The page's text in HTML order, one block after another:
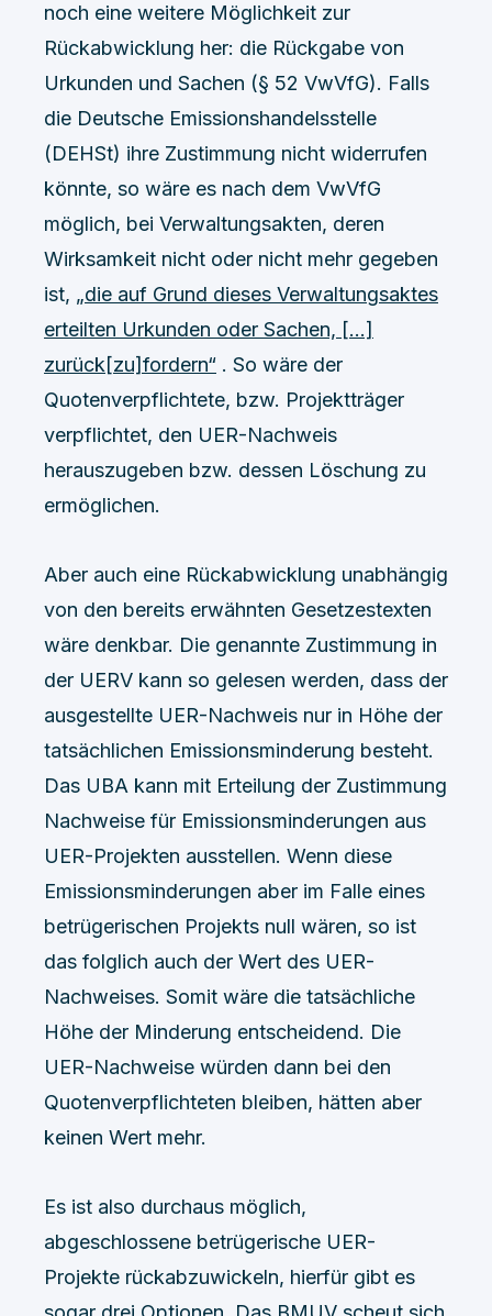
noch eine weitere Möglichkeit zur
Rückabwicklung her: die Rückgabe von
Urkunden und Sachen (§ 52 VwVfG). Falls
die Deutsche Emissionshandelsstelle
(DEHSt) ihre Zustimmung nicht widerrufen
könnte, so wäre es nach dem VwVfG
möglich, bei Verwaltungsakten, deren
Wirksamkeit nicht oder nicht mehr gegeben
ist, „die auf Grund dieses Verwaltungsaktes
erteilten Urkunden oder Sachen, […]
zurück[zu]fordern“ . So wäre der
Quotenverpflichtete, bzw. Projektträger
verpflichtet, den UER-Nachweis
herauszugeben bzw. dessen Löschung zu
ermöglichen.
Aber auch eine Rückabwicklung unabhängig
von den bereits erwähnten Gesetzestexten
wäre denkbar. Die genannte Zustimmung in
der UERV kann so gelesen werden, dass der
ausgestellte UER-Nachweis nur in Höhe der
tatsächlichen Emissionsminderung besteht.
Das UBA kann mit Erteilung der Zustimmung
Nachweise für Emissionsminderungen aus
UER-Projekten ausstellen. Wenn diese
Emissionsminderungen aber im Falle eines
betrügerischen Projekts null wären, so ist
das folglich auch der Wert des UER-
Nachweises. Somit wäre die tatsächliche
Höhe der Minderung entscheidend. Die
UER-Nachweise würden dann bei den
Quotenverpflichteten bleiben, hätten aber
keinen Wert mehr.
Es ist also durchaus möglich,
abgeschlossene betrügerische UER-
Projekte rückabzuwickeln, hierfür gibt es